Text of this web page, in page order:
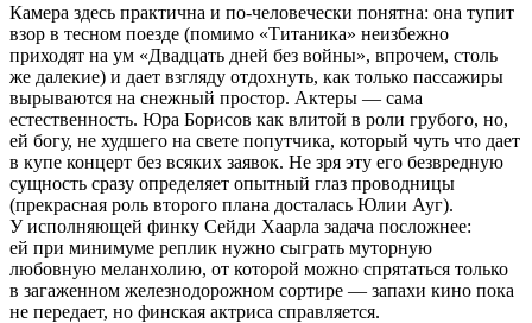
Камера здесь практична и по-человечески понятна: она тупит
взор в тесном поезде (помимо «Титаника» неизбежно
приходят на ум «Двадцать дней без войны», впрочем, столь
же далекие) и дает взгляду отдохнуть, как только пассажиры
вырываются на снежный простор. Актеры — сама
естественность. Юра Борисов как влитой в роли грубого, но,
ей богу, не худшего на свете попутчика, который чуть что дает
в купе концерт без всяких заявок. Не зря эту его безвредную
сущность сразу определяет опытный глаз проводницы
(прекрасная роль второго плана досталась Юлии Ауг).
У исполняющей финку Сейди Хаарла задача посложнее:
ей при минимуме реплик нужно сыграть муторную
любовную меланхолию, от которой можно спрятаться только
в загаженном железнодорожном сортире — запахи кино пока
не передает, но финская актриса справляется.